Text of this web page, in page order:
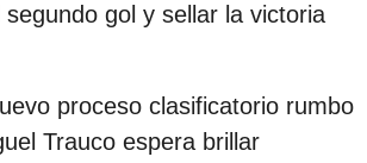
gol y sellar la victoria
proceso clasificatorio rumbo
Trauco espera brillar